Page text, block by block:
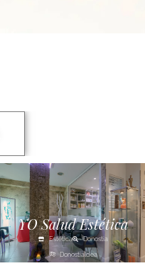
YO Salud Estética
Estética Donostia
Donostialdea